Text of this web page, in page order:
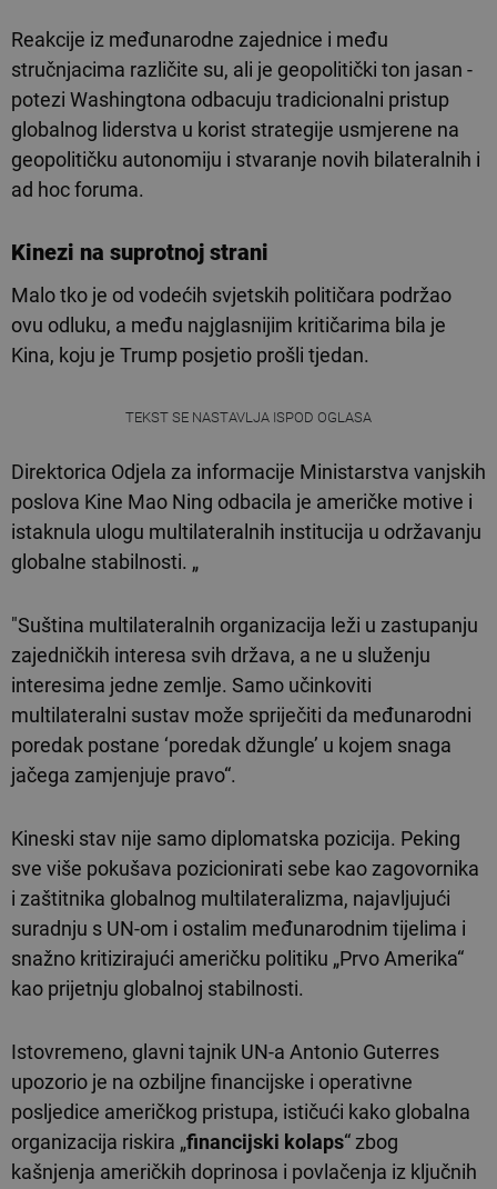
Reakcije iz međunarodne zajednice i među
stručnjacima različite su, ali je geopolitički ton jasan -
potezi Washingtona odbacuju tradicionalni pristup
globalnog liderstva u korist strategije usmjerene na
geopolitičku autonomiju i stvaranje novih bilateralnih i
ad hoc foruma.
Kinezi na suprotnoj strani
Malo tko je od vodećih svjetskih političara podržao
ovu odluku, a među najglasnijim kritičarima bila je
Kina, koju je Trump posjetio prošli tjedan.
TEKST SE NASTAVLJA ISPOD OGLASA
Direktorica Odjela za informacije Ministarstva vanjskih
poslova Kine Mao Ning odbacila je američke motive i
istaknula ulogu multilateralnih institucija u održavanju
globalne stabilnosti. „
"Suština multilateralnih organizacija leži u zastupanju
zajedničkih interesa svih država, a ne u služenju
interesima jedne zemlje. Samo učinkoviti
multilateralni sustav može spriječiti da međunarodni
poredak postane ‘poredak džungle’ u kojem snaga
jačega zamjenjuje pravo“.
Kineski stav nije samo diplomatska pozicija. Peking
sve više pokušava pozicionirati sebe kao zagovornika
i zaštitnika globalnog multilateralizma, najavljujući
suradnju s UN-om i ostalim međunarodnim tijelima i
snažno kritizirajući američku politiku „Prvo Amerika“
kao prijetnju globalnoj stabilnosti.
Istovremeno, glavni tajnik UN-a Antonio Guterres
upozorio je na ozbiljne financijske i operativne
posljedice američkog pristupa, ističući kako globalna
organizacija riskira „financijski kolaps“ zbog
kašnjenja američkih doprinosa i povlačenja iz ključnih